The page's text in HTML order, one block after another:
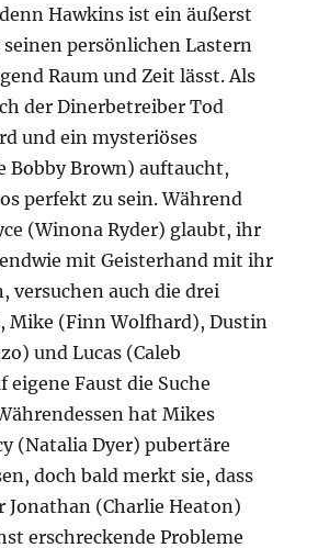
Hawkins ist ein äußerst
persönlichen Lastern
Raum und Zeit lässt. Als
der Dinerbetreiber Tod
und ein mysteriöses
Bobby Brown) auftaucht,
perfekt zu sein. Während
(Winona Ryder) glaubt, ihr
mit Geisterhand mit ihr
versuchen auch die drei
Mike (Finn Wolfhard), Dustin
und Lucas (Caleb
eigene Faust die Suche
hat Mikes
(Natalia Dyer) pubertäre
doch bald merkt sie, dass
Jonathan (Charlie Heaton)
erschreckende Probleme